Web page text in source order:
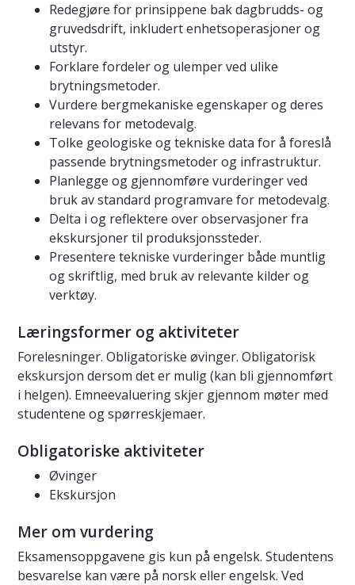
Redegjøre for prinsippene bak dagbrudds- og
gruvedsdrift, inkludert enhetsoperasjoner og
utstyr.
Forklare fordeler og ulemper ved ulike
brytningsmetoder.
Vurdere bergmekaniske egenskaper og deres
relevans for metodevalg.
Tolke geologiske og tekniske data for å foreslå
passende brytningsmetoder og infrastruktur.
Planlegge og gjennomføre vurderinger ved
bruk av standard programvare for metodevalg.
Delta i og reflektere over observasjoner fra
ekskursjoner til produksjonssteder.
Presentere tekniske vurderinger både muntlig
og skriftlig, med bruk av relevante kilder og
verktøy.
Læringsformer og aktiviteter
Forelesninger. Obligatoriske øvinger. Obligatorisk
ekskursjon dersom det er mulig (kan bli gjennomført
i helgen). Emneevaluering skjer gjennom møter med
studentene og spørreskjemaer.
Obligatoriske aktiviteter
Øvinger
Ekskursjon
Mer om vurdering
Eksamensoppgavene gis kun på engelsk. Studentens
besvarelse kan være på norsk eller engelsk. Ved